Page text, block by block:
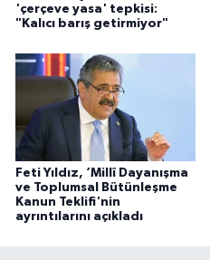
'çerçeve yasa' tepkisi:
"Kalıcı barış getirmiyor"
Feti Yıldız, ‘Millî Dayanışma
ve Toplumsal Bütünleşme
Kanun Teklifi'nin
ayrıntılarını açıkladı